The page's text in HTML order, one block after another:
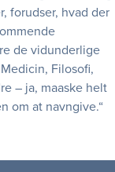
forudser, hvad der
de vidunderlige
Filosofi,
– ja, maaske helt
om at navngive.“